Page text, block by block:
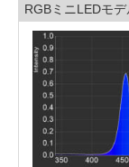
RGBミニLEDモ